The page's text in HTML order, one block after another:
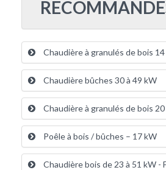
Chaudière à granulés de bois
Chaudière bûches 30 à 49 kW
Chaudière à granulés de bois
Poêle à bois / bûches – 17 kW
Chaudière bois de 23 à 51 kW -